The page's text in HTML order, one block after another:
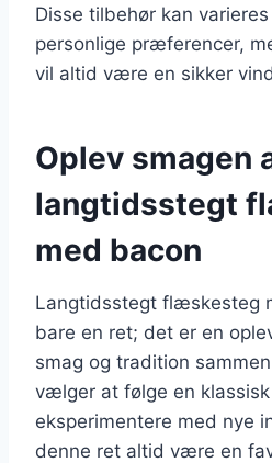
Disse tilbehør kan
personlige præferencer,
vil altid være en sikker
Oplev smagen
langtidsstegt
med bacon
Langtidsstegt flæskesteg
bare en ret; det er en
smag og tradition
vælger at følge en
eksperimentere med nye
denne ret altid være en